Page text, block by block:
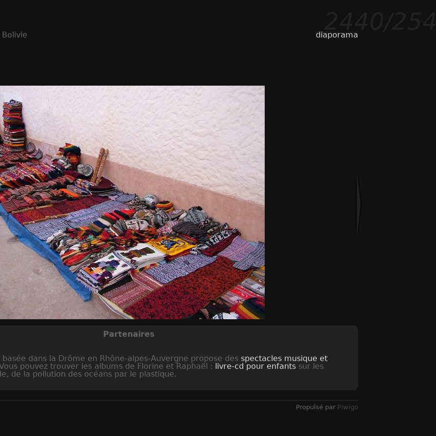
diaporama
Partenaires
dans la Drôme en Rhône-alpes-Auvergne propose des spectacles musique et
pouvez trouver les albums de Florine et Raphaël : livre-cd pour enfants sur les
de la pollution des océans par le plastique.
Propulsé par Piwigo